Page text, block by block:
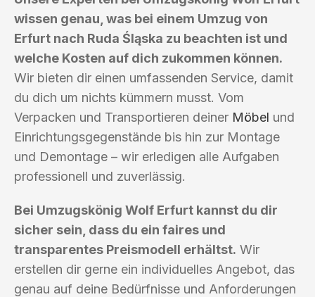
wissen genau, was bei einem Umzug von
Erfurt nach Ruda Śląska zu beachten ist und
welche Kosten auf dich zukommen können.
Wir bieten dir einen umfassenden Service, damit
du dich um nichts kümmern musst. Vom
Verpacken und Transportieren deiner Möbel und
Einrichtungsgegenstände bis hin zur Montage
und Demontage – wir erledigen alle Aufgaben
professionell und zuverlässig.
Bei Umzugskönig Wolf Erfurt kannst du dir
sicher sein, dass du ein faires und
transparentes Preismodell erhältst. Wir
erstellen dir gerne ein individuelles Angebot, das
genau auf deine Bedürfnisse und Anforderungen